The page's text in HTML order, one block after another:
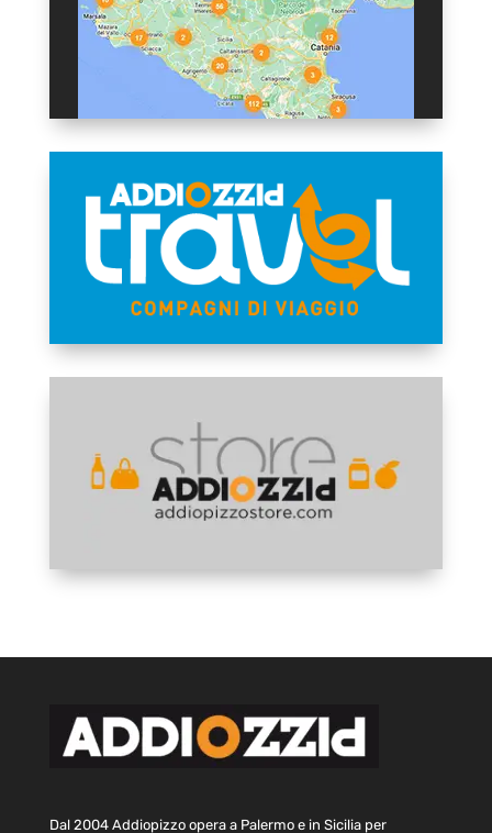
Dal 2004 Addiopizzo opera a Palermo e in Sicilia per